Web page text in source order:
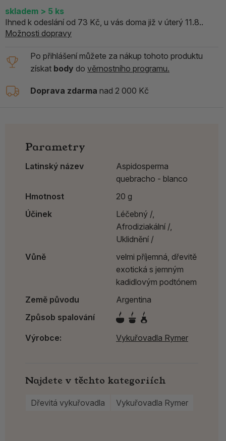
skladem > 5 ks
Ihned k odeslání od 73 Kč, u vás doma již v úterý 11.8..
Možnosti dopravy
Po přihlášení můžete za nákup tohoto produktu
získat body do věrnostního programu.
Doprava zdarma nad 2 000 Kč
Parametry
Latinský název
Aspidosperma
quebracho - blanco
Hmotnost
20 g
Účinek
Léčebný /,
Afrodiziakální /,
Uklidnění /
Vůně
velmi příjemná, dřevitě
exotická s jemným
kadidlovým podtónem
Země původu
Argentina
Způsob spalování
Výrobce: Vykuřovadla Rymer
Najdete v těchto kategoriích
Dřevitá vykuřovadla Vykuřovadla Rymer